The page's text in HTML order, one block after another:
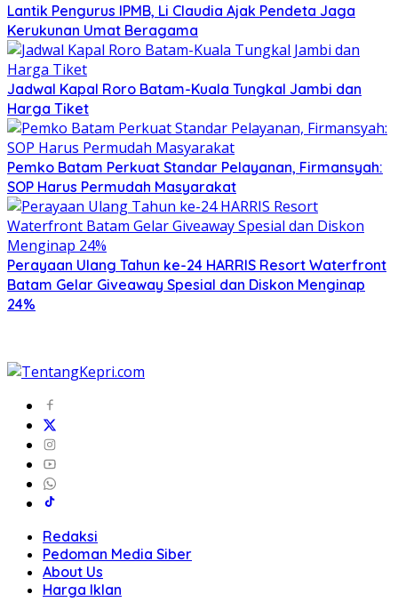
Lantik Pengurus IPMB, Li Claudia Ajak Pendeta Jaga
Kerukunan Umat Beragama
Jadwal Kapal Roro Batam-Kuala Tungkal Jambi dan
Harga Tiket
Pemko Batam Perkuat Standar Pelayanan, Firmansyah:
SOP Harus Permudah Masyarakat
Perayaan Ulang Tahun ke-24 HARRIS Resort Waterfront
Batam Gelar Giveaway Spesial dan Diskon Menginap
24%
Redaksi
Pedoman Media Siber
About Us
Harga Iklan